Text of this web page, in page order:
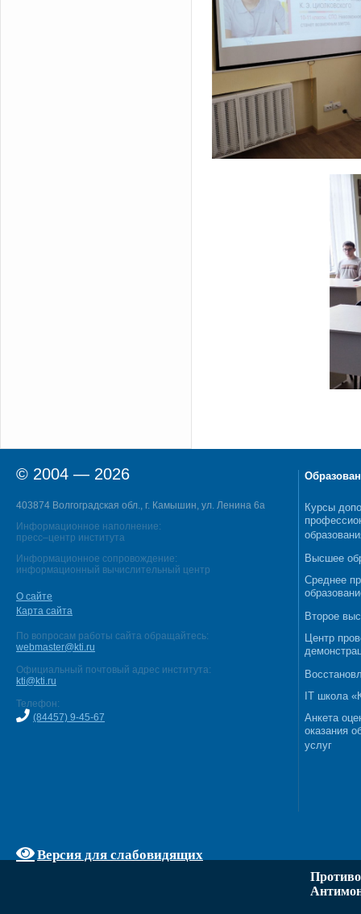
© 2004 — 2026
403874 Волгоградская обл., г. Камышин, ул. Ленина 6а
Информационное наполнение:
пресс–центр института
Информационное сопровождение:
информационный вычислительный центр
О сайте
Карта сайта
По вопросам работы сайта обращайтесь:
webmaster@kti.ru
Официальный почтовый адрес института:
kti@kti.ru
Телефон:
(84457) 9-45-67
Версия для слабовидящих
Курсы
Высшее
Среднее
Второе
Центр
IT школа
Анкета
оказания
услуг